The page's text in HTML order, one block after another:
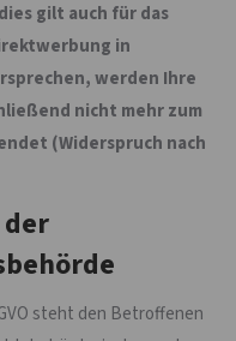
gilt auch für das
in
werden Ihre
nicht mehr zum
(Widerspruch nach
steht den Betroffenen